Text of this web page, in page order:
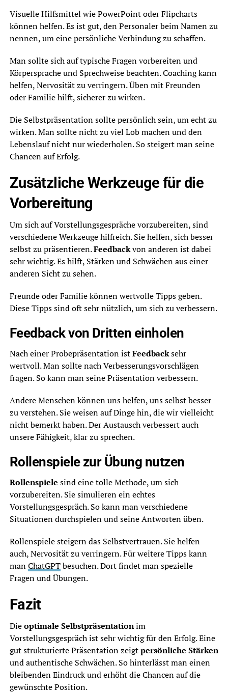
Visuelle Hilfsmittel wie PowerPoint oder Flipcharts
können helfen. Es ist gut, den Personaler beim Namen zu
nennen, um eine persönliche Verbindung zu schaffen.
Man sollte sich auf typische Fragen vorbereiten und
Körpersprache und Sprechweise beachten. Coaching kann
helfen, Nervosität zu verringern. Üben mit Freunden
oder Familie hilft, sicherer zu wirken.
Die Selbstpräsentation sollte persönlich sein, um echt zu
wirken. Man sollte nicht zu viel Lob machen und den
Lebenslauf nicht nur wiederholen. So steigert man seine
Chancen auf Erfolg.
Zusätzliche Werkzeuge für die
Vorbereitung
Um sich auf Vorstellungsgespräche vorzubereiten, sind
verschiedene Werkzeuge hilfreich. Sie helfen, sich besser
selbst zu präsentieren.Feedbackvon anderen ist dabei
sehr wichtig. Es hilft, Stärken und Schwächen aus einer
anderen Sicht zu sehen.
Freunde oder Familie können wertvolle Tipps geben.
Diese Tipps sind oft sehr nützlich, um sich zu verbessern.
Feedback von Dritten einholen
Nach einer Probepräsentation istFeedbacksehr
wertvoll. Man sollte nach Verbesserungsvorschlägen
fragen. So kann man seine Präsentation verbessern.
Andere Menschen können uns helfen, uns selbst besser
zu verstehen. Sie weisen auf Dinge hin, die wir vielleicht
nicht bemerkt haben. Der Austausch verbessert auch
unsere Fähigkeit, klar zu sprechen.
Rollenspiele zur Übung nutzen
Rollenspiele sind eine tolle Methode, um sich
vorzubereiten. Sie simulieren ein echtes
Vorstellungsgespräch. So kann man verschiedene
Situationen durchspielen und seine Antworten üben.
Rollenspiele steigern das Selbstvertrauen. Sie helfen
auch, Nervosität zu verringern. Für weitere Tipps kann
manChatGPTbesuchen. Dort findet man spezielle
Fragen und Übungen.
Fazit
Dieoptimale Selbstpräsentationim
Vorstellungsgespräch ist sehr wichtig für den Erfolg. Eine
gut strukturierte Präsentation zeigtpersönliche Stärken
und authentische Schwächen. So hinterlässt man einen
bleibenden Eindruck und erhöht die Chancen auf die
gewünschte Position.